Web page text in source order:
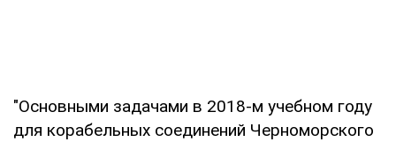
"Основными задачами в 2018-м учебном году
для корабельных соединений Черноморского